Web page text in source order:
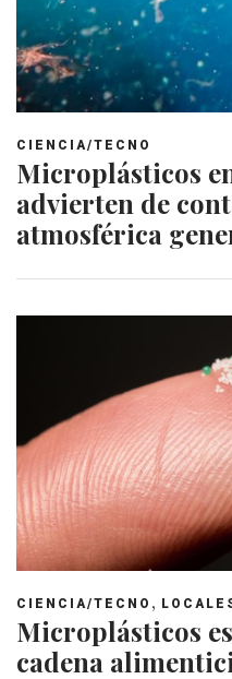
CIENCIA/TECNO
Microplásticos
advierten de
atmosférica
CIENCIA/TECNO ,
Microplásticos
cadena